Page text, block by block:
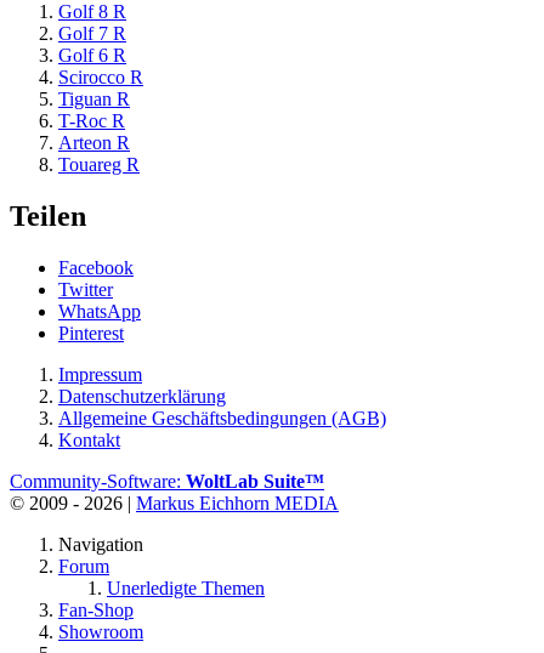
Golf 8 R
Golf 7 R
Golf 6 R
Scirocco R
Tiguan R
T-Roc R
Arteon R
Touareg R
Teilen
Facebook
Twitter
WhatsApp
Pinterest
Impressum
Datenschutzerklärung
Allgemeine Geschäftsbedingungen (AGB)
Kontakt
Community-Software: WoltLab Suite™
© 2009 - 2026 | Markus Eichhorn MEDIA
Navigation
Forum
Unerledigte Themen
Fan-Shop
Showroom